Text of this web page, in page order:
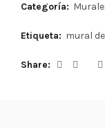
Categoría:
Etiqueta: mural
Share